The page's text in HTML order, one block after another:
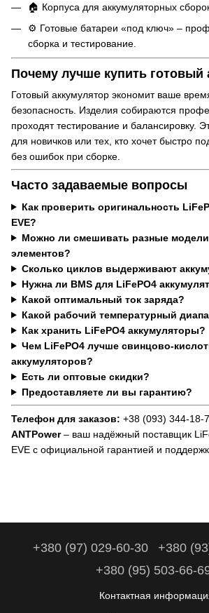
🏠 Корпуса для аккумуляторных
⚙ Готовые батареи «под ключ» –
сборка и тестирование.
Почему лучше купить готовый
Готовый аккумулятор экономит ваше
безопасность. Изделия собираются
проходят тестирование и балансировку.
для новичков или тех, кто хочет быстро
без ошибок при сборке.
Часто задаваемые вопросы
Как проверить оригинальность
EVE?
Можно ли смешивать разные
элементов?
Сколько циклов выдерживают
Нужна ли BMS для LiFePO4
Какой оптимальный ток заряда?
Какой рабочий температурный
Как хранить LiFePO4 аккумуляторы?
Чем LiFePO4 лучше свинцово-
аккумуляторов?
Есть ли оптовые скидки?
Предоставляете ли вы гарантию?
Телефон для заказов: +38 (093) 344-18-
ANTPower– ваш надёжный поставщик
EVE с официальной гарантией и
+380 (97) 029-60-30
+380
+380 (95) 503-66-
Контактная